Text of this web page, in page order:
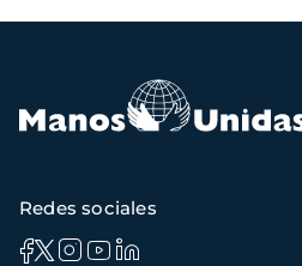
Redes sociales